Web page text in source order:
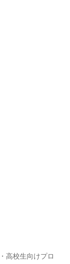
高校生向けプロ